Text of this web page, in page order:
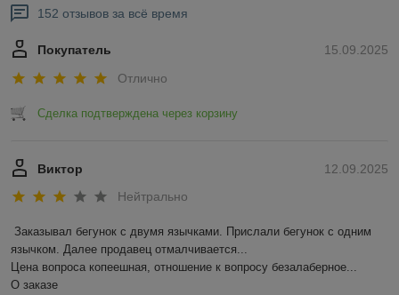
152 отзывов за всё время
15.09.2025
Покупатель
Отлично
Сделка подтверждена через корзину
12.09.2025
Виктор
Нейтрально
Заказывал бегунок с двумя язычками. Прислали бегунок с одним
язычком. Далее продавец отмалчивается...
Цена вопроса копеешная, отношение к вопросу безалаберное...
О заказе